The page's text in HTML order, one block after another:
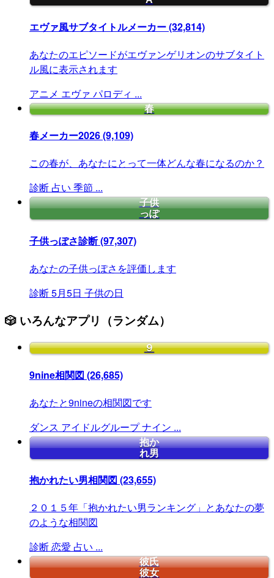
エヴァ風サブタイトルメーカー(32,814)
あなたのエピソードがエヴァンゲリオンのサブタイト
ル風に表示されます
アニメ エヴァ パロディ ...
春
春メーカー2026(9,109)
この春が、あなたにとって一体どんな春になるのか？
診断 占い 季節 ...
子供
っぽ
子供っぽさ診断(97,307)
あなたの子供っぽさを評価します
診断5月5日 子供の日
🎲 いろんなアプリ（ランダム）
９
9nine相関図 (26,685)
あなたと9nineの相関図です
ダンス アイドルグループナイン ...
抱か
れ男
抱かれたい男相関図 (23,655)
２０１５年「抱かれたい男ランキング」とあなたの夢
のような相関図
診断恋愛 占い ...
彼氏
彼女